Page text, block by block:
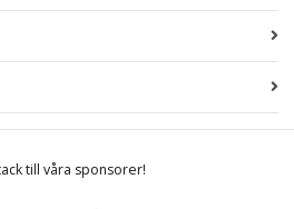
till våra sponsorer!